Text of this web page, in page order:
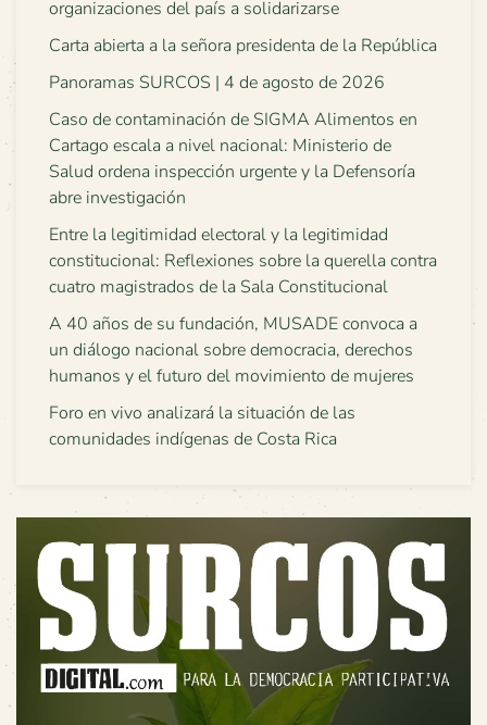
organizaciones del país a solidarizarse
Carta abierta a la señora presidenta de la República
Panoramas SURCOS | 4 de agosto de 2026
Caso de contaminación de SIGMA Alimentos en
Cartago escala a nivel nacional: Ministerio de
Salud ordena inspección urgente y la Defensoría
abre investigación
Entre la legitimidad electoral y la legitimidad
constitucional: Reflexiones sobre la querella contra
cuatro magistrados de la Sala Constitucional
A 40 años de su fundación, MUSADE convoca a
un diálogo nacional sobre democracia, derechos
humanos y el futuro del movimiento de mujeres
Foro en vivo analizará la situación de las
comunidades indígenas de Costa Rica